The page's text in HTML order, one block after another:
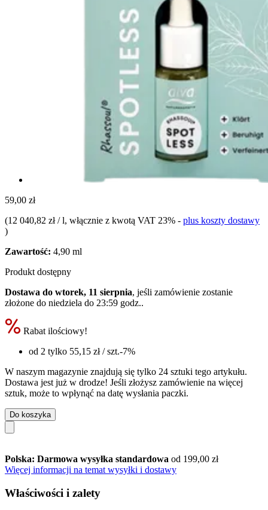
59,00 zł
(12 040,82 zł / l, włącznie z kwotą VAT 23% - plus koszty dostawy
)
Zawartość: 4,90 ml
Produkt dostępny
Dostawa do wtorek, 11 sierpnia, jeśli zamówienie zostanie
złożone do niedziela do 23:59 godz..
Rabat ilościowy!
od 2 tylko 55,15 zł/ szt.-7%
W naszym magazynie znajdują się tylko 24 sztuki tego artykułu.
Dostawa jest już w drodze! Jeśli złożysz zamówienie na więcej
sztuk, może to wpłynąć na datę wysłania paczki.
Do koszyka
Polska: Darmowa wysyłka standardowa od 199,00 zł
Więcej informacji na temat wysyłki i dostawy
Właściwości i zalety